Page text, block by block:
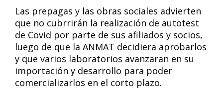
Las prepagas y las obras sociales advierten
que no cubrrirán la realización de autotest
de Covid por parte de sus afiliados y socios,
luego de que la ANMAT decidiera aprobarlos
y que varios laboratorios avanzaran en su
importación y desarrollo para poder
comercializarlos en el corto plazo.